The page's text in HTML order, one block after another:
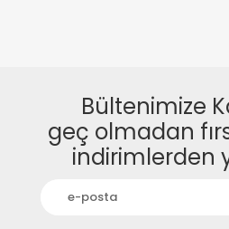
Bültenimize
geç olmadan
indirimlerden